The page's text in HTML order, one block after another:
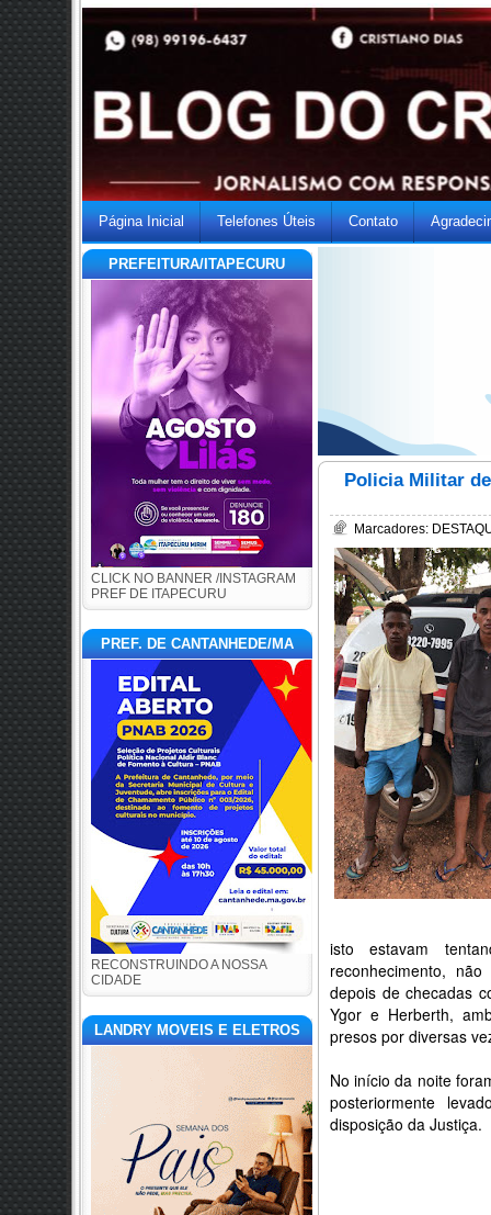
Página Inicial Telefones Úteis Contato
PREFEITURA/ITAPECURU
CLICK NO BANNER /INSTAGRAM
PREF DE ITAPECURU
PREF. DE CANTANHEDE/MA
RECONSTRUINDO A NOSSA
CIDADE
LANDRY MOVEIS E ELETROS
Policia Militar
Marcadores:
isto estavam
reconhecimento,
depois de checadas
Ygor e Herberth,
presos por diversas
No início da noite
posteriormente
disposição da Justiça.